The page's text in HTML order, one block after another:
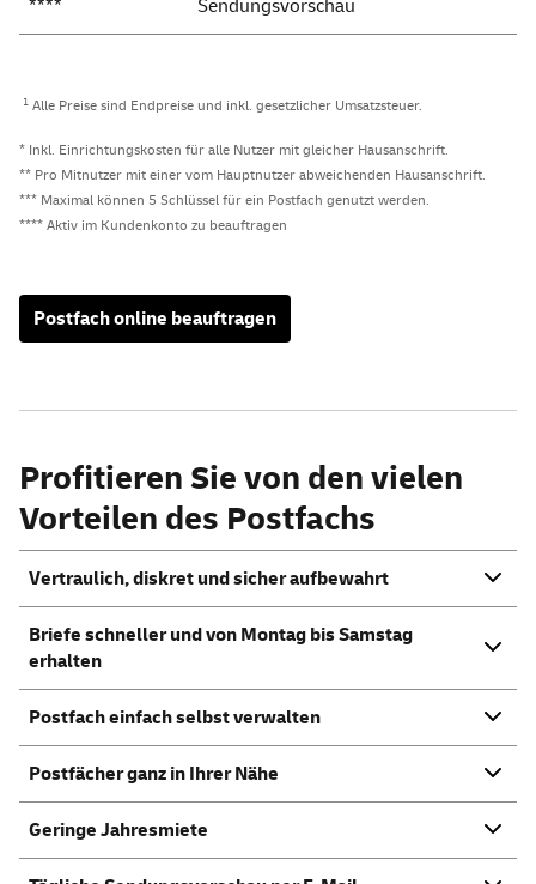
****
Sendungsvorschau
1 Alle Preise sind Endpreise und inkl. gesetzlicher Umsatzsteuer.
* Inkl. Einrichtungskosten für alle Nutzer mit gleicher Hausanschrift.
** Pro Mitnutzer mit einer vom Hauptnutzer abweichenden Hausanschrift.
*** Maximal können 5 Schlüssel für ein Postfach genutzt werden.
**** Aktiv im Kundenkonto zu beauftragen
Postfachonline beauftragen
Profitieren Sie von den vielen
Vorteilen des Postfachs
Vertraulich, diskret und sicher aufbewahrt
Briefe schneller und von Montag bis Samstag
erhalten
Postfach einfach selbst verwalten
Postfächer ganz in Ihrer Nähe
Geringe Jahresmiete